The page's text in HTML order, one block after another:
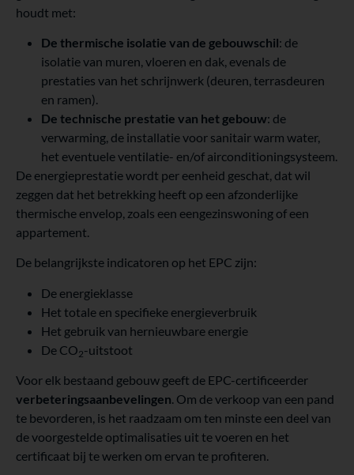
houdt met:
De thermische isolatie van de gebouwschil: de
isolatie van muren, vloeren en dak, evenals de
prestaties van het schrijnwerk (deuren, terrasdeuren
en ramen).
De technische prestatie van het gebouw: de
verwarming, de installatie voor sanitair warm water,
het eventuele ventilatie- en/of airconditioningsysteem.
De energieprestatie wordt per eenheid geschat, dat wil
zeggen dat het betrekking heeft op een afzonderlijke
thermische envelop, zoals een eengezinswoning of een
appartement.
De belangrijkste indicatoren op het EPC zijn:
De energieklasse
Het totale en specifieke energieverbruik
Het gebruik van hernieuwbare energie
De CO2-uitstoot
Voor elk bestaand gebouw geeft de EPC-certificeerder
verbeteringsaanbevelingen. Om de verkoop van een pand
te bevorderen, is het raadzaam om ten minste een deel van
de voorgestelde optimalisaties uit te voeren en het
certificaat bij te werken om ervan te profiteren.